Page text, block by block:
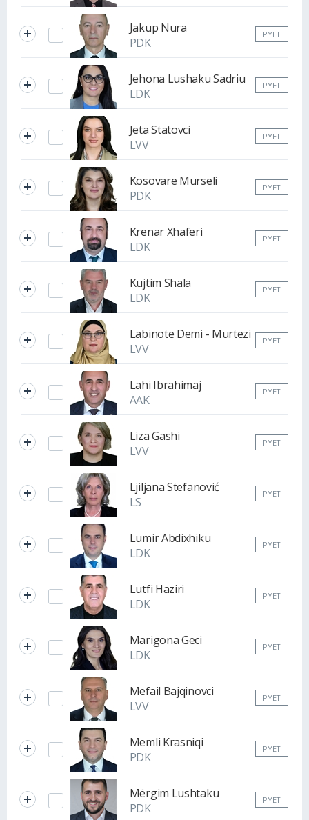
Jakup Nura
PDK
PYET
Jehona Lushaku Sadriu
LDK
PYET
Jeta Statovci
LVV
PYET
Kosovare Murseli
PDK
PYET
Krenar Xhaferi
LDK
PYET
Kujtim Shala
LDK
PYET
Labinotë Demi - Murtezi
LVV
PYET
Lahi Ibrahimaj
AAK
PYET
Liza Gashi
LVV
PYET
Ljiljana Stefanović
LS
PYET
Lumir Abdixhiku
LDK
PYET
Lutfi Haziri
LDK
PYET
Marigona Geci
LDK
PYET
Mefail Bajqinovci
LVV
PYET
Memli Krasniqi
PDK
PYET
Mërgim Lushtaku
PDK
PYET